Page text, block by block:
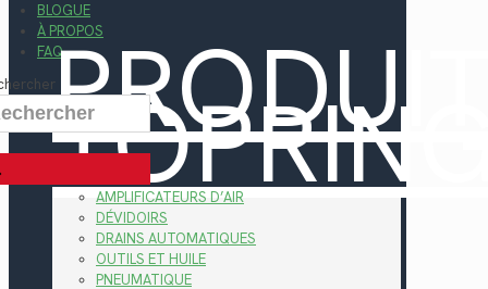
BLOGUE
À PROPOS
FAQ
AMPLIFICATEURS D’AIR
DÉVIDOIRS
DRAINS AUTOMATIQUES
OUTILS ET HUILE
PNEUMATIQUE